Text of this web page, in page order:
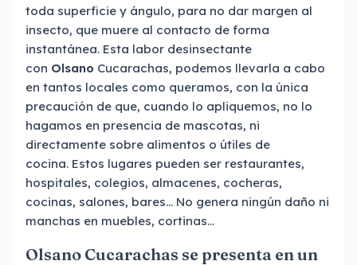
toda superficie y ángulo, para no dar margen al
insecto, que muere al contacto de forma
instantánea. Esta labor desinsectante
con Olsano Cucarachas, podemos llevarla a cabo
en tantos locales como queramos, con la única
precaución de que, cuando lo apliquemos, no lo
hagamos en presencia de mascotas, ni
directamente sobre alimentos o útiles de
cocina. Estos lugares pueden ser restaurantes,
hospitales, colegios, almacenes, cocheras,
cocinas, salones, bares… No genera ningún daño ni
manchas en muebles, cortinas…
Olsano Cucarachas se presenta en un